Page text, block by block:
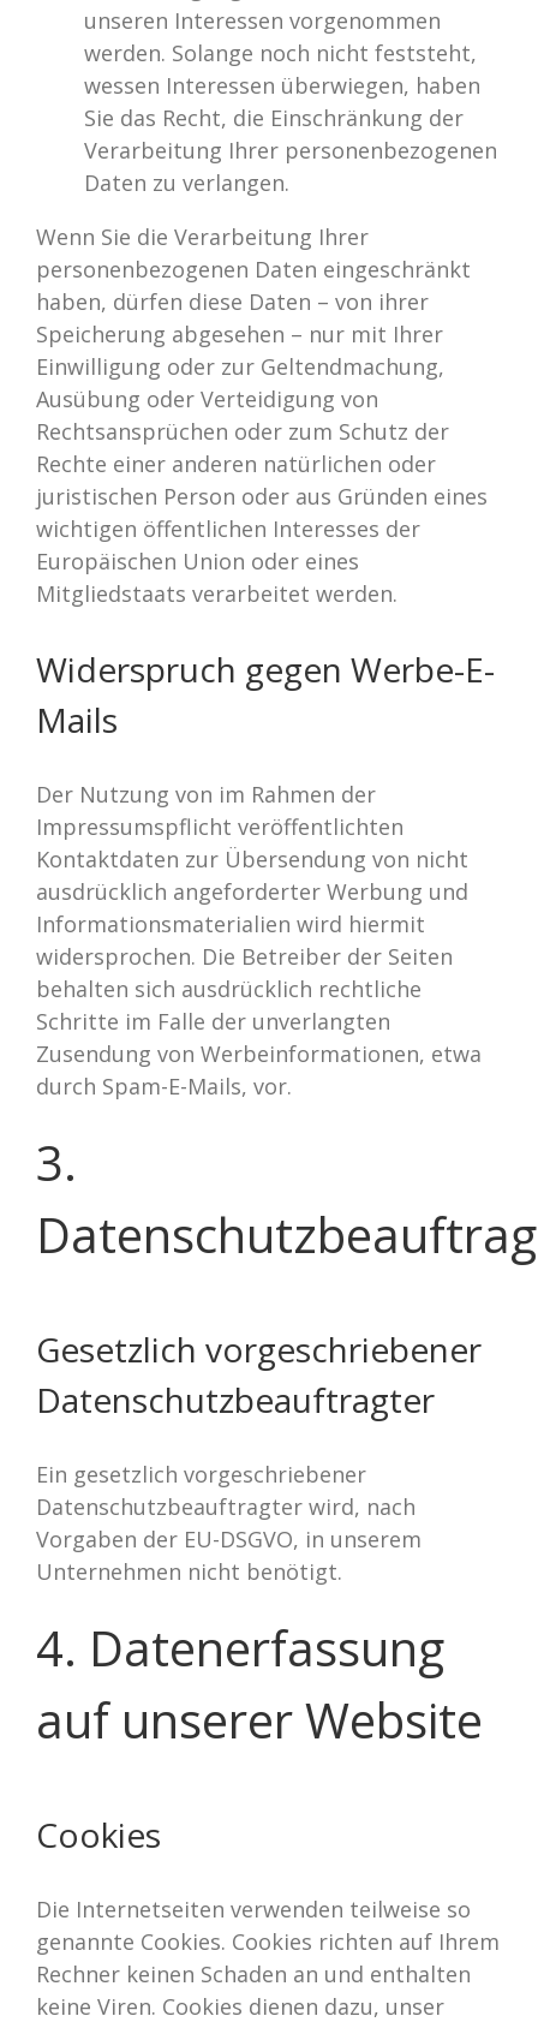
unseren Interessen vorgenommen
werden. Solange noch nicht feststeht,
wessen Interessen überwiegen, haben
Sie das Recht, die Einschränkung der
Verarbeitung Ihrer personenbezogenen
Daten zu verlangen.
Wenn Sie die Verarbeitung Ihrer
personenbezogenen Daten eingeschränkt
haben, dürfen diese Daten – von ihrer
Speicherung abgesehen – nur mit Ihrer
Einwilligung oder zur Geltendmachung,
Ausübung oder Verteidigung von
Rechtsansprüchen oder zum Schutz der
Rechte einer anderen natürlichen oder
juristischen Person oder aus Gründen eines
wichtigen öffentlichen Interesses der
Europäischen Union oder eines
Mitgliedstaats verarbeitet werden.
Widerspruch gegen Werbe-E-
Mails
Der Nutzung von im Rahmen der
Impressumspflicht veröffentlichten
Kontaktdaten zur Übersendung von nicht
ausdrücklich angeforderter Werbung und
Informationsmaterialien wird hiermit
widersprochen. Die Betreiber der Seiten
behalten sich ausdrücklich rechtliche
Schritte im Falle der unverlangten
Zusendung von Werbeinformationen, etwa
durch Spam-E-Mails, vor.
3.
Gesetzlich vorgeschriebener
Datenschutzbeauftragter
Ein gesetzlich vorgeschriebener
Datenschutzbeauftragter wird, nach
Vorgaben der EU-DSGVO, in unserem
Unternehmen nicht benötigt.
4. Datenerfassung
auf unserer Website
Cookies
Die Internetseiten verwenden teilweise so
genannte Cookies. Cookies richten auf Ihrem
Rechner keinen Schaden an und enthalten
keine Viren. Cookies dienen dazu, unser